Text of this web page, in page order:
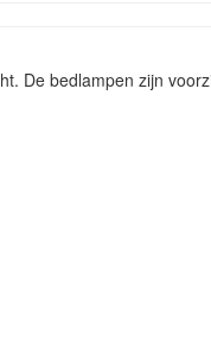
De bedlampen zijn